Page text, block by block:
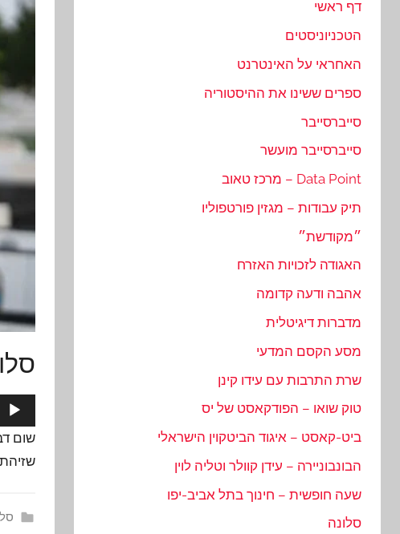
אודיו
שום
דף ראשי
הטכניוניסטים
האחראי על האינטרנט
ספרים ששינו את ההיסטוריה
סייברסייבר
סייברסייבר מועשר
Data Point – מרכז טאוב
תיק עבודות – מגזין פורטפוליו
״מקודשת״
האגודה לזכויות האזרח
אהבה ודעה קדומה
מדברות דיגיטלית
מסע הקסם המדעי
שרת התרבות עם עידו קינן
טוק שואו – הפודקאסט של יס
ביט-קאסט – איגוד הביטקוין הישראלי
הבונבוניירה – עידן קוולר וטליה לוין
שעה חופשית – חינוך בתל אביב-יפו
סלונה